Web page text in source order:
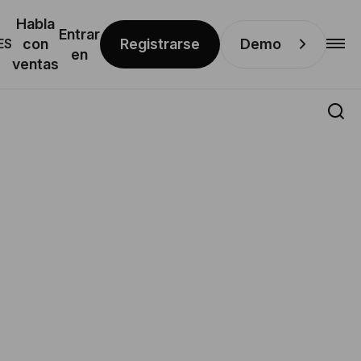
Habla
con
ventas
Entrar
en
Registrarse Demo